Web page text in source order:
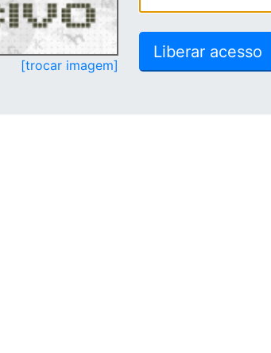
[trocar imagem]